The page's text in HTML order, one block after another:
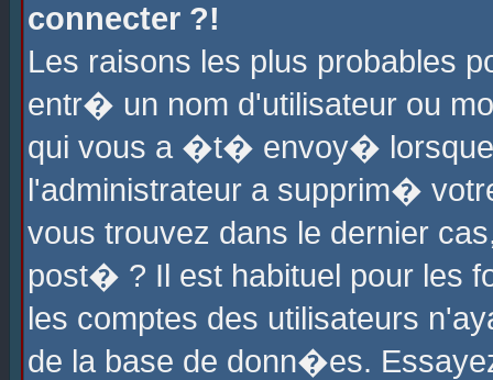
connecter ?!
Les raisons les plus probables
entr� un nom d'utilisateur ou
qui vous a �t� envoy�
l'administrateur a supprim�
vous trouvez dans le dernier
post� ? Il est habituel pour les
les comptes des utilisateurs
de la base de donn�es.